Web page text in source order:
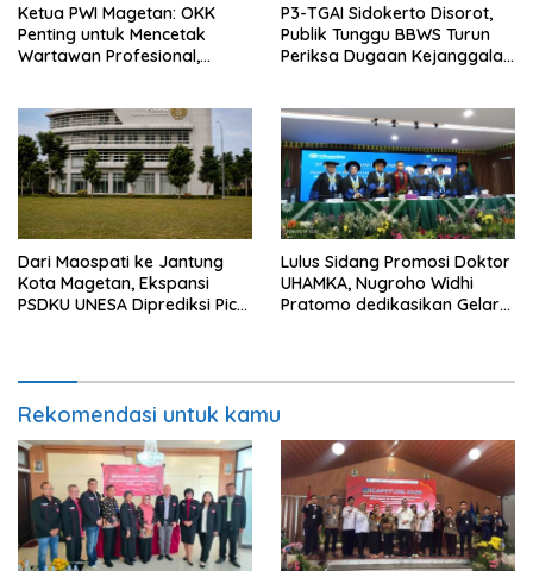
Ketua PWI Magetan: OKK
Penting untuk Mencetak
Wartawan Profesional,
P3-TGAI Sidokerto Disorot,
Publik Tunggu BBWS Turun
Periksa Dugaan Kejanggalan
Dari Maospati ke Jantung
Kota Magetan, Ekspansi
PSDKU UNESA Diprediksi Picu
Lulus Sidang Promosi Doktor
UHAMKA, Nugroho Widhi
Pratomo dedikasikan Gelar
Rekomendasi untuk kamu